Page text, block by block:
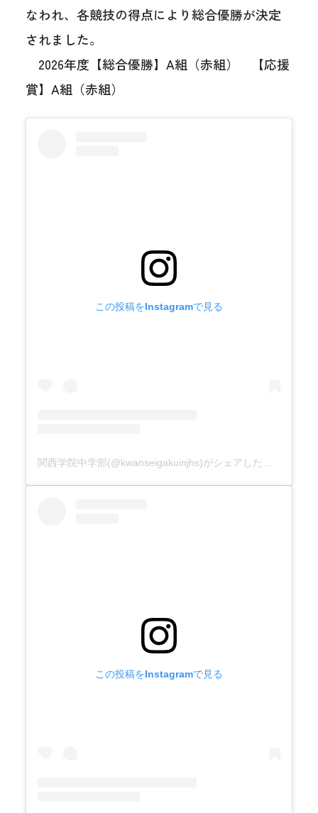
なわれ、各競技の得点により総合優勝が決定
されました。
2026年度【総合優勝】A組（赤組） 【応援
賞】A組（赤組）
この投稿をInstagramで見る
関西学院中学部(@kwanseigakuinjhs)がシェアした投稿
この投稿をInstagramで見る